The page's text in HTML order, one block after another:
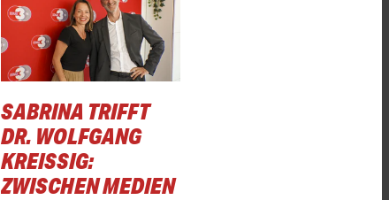
SABRINA TRIFFT
DR. WOLFGANG
KREISSIG: Z
WISCHEN MEDIEN U